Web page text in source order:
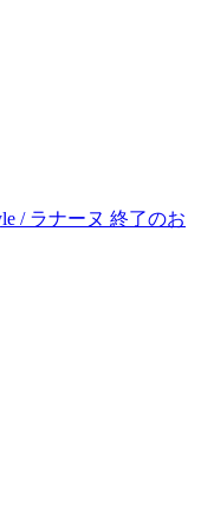
/ ラナーヌ 終了のお